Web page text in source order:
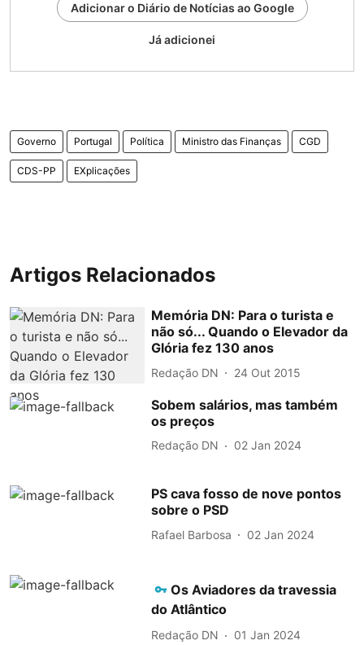
Adicionar o Diário de Notícias ao Google
Já adicionei
Governo Portugal Política Ministro das Finanças CGD
CDS-PP EXplicações
Artigos Relacionados
Memória DN: Para o turista e
não só... Quando o Elevador da
Glória fez 130 anos
Redação DN 24 Out 2015
Sobem salários, mas também
os preços
Redação DN 02 Jan 2024
PS cava fosso de nove pontos
sobre o PSD
Rafael Barbosa 02 Jan 2024
Os Aviadores da travessia
do Atlântico
Redação DN 01 Jan 2024